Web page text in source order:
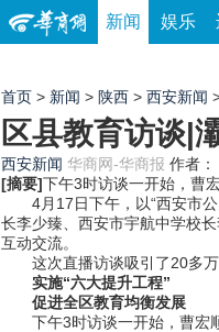
新闻 娱乐
首页 > 新闻 > 陕西 > 西安新闻
区县教育访谈|
西安新闻 华商网-华商报 作者：
[摘要]下午3时访谈一开始，曹
4月17日下午，以“西安市公
长李少臻、西安市宇航中学校
互动交流。
这次直播访谈吸引了20多万
实施“六大提升工程”
促进全区教育均衡发展
下午3时访谈一开始，曹宏顺